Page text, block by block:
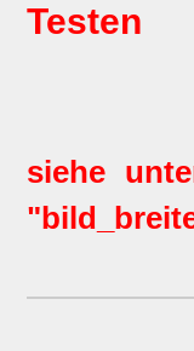
Testen
siehe